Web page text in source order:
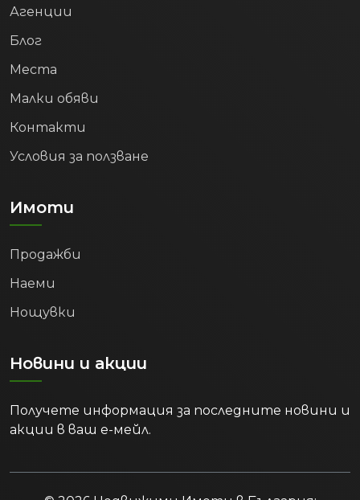
Агенции
Блог
Места
Малки обяви
Контакти
Условия за ползване
Имоти
Продажби
Наеми
Нощувки
Новини и акции
Получете информация за последните новини и
акции в ваш е-мейл.